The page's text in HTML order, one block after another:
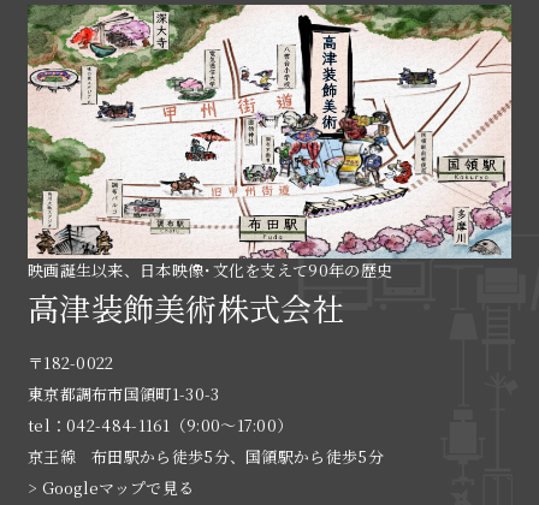
映画誕生以来、日本映像･文化を支えて90年の歴史
高津装飾美術株式会社
〒182-0022
東京都調布市国領町1-30-3
tel：042-484-1161（9:00〜17:00）
京王線 布田駅から徒歩5分、国領駅から徒歩5分
> Googleマップで見る